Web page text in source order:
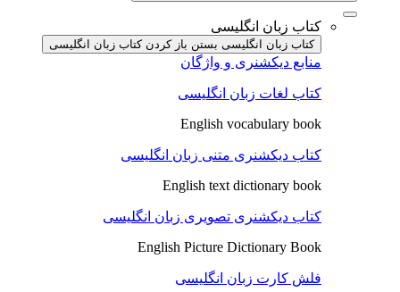
کتاب زبان انگلیسی
کتاب زبان انگلیسی بستن باز کردن کتاب زبان انگلیسی
منابع دیکشنری و واژگان
کتاب لغات زبان انگلیسی
English vocabulary book
کتاب دیکشنری متنی زبان انگلیسی
English text dictionary book
کتاب دیکشنری تصویری زبان انگلیسی
English Picture Dictionary Book
فلش کارت زبان انگلیسی